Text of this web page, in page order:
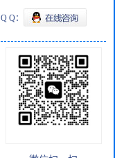
Q Q：